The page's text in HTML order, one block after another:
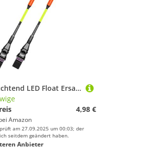
2pcs Leuchtend LED Float Ersatz Empfindlich Hell Leuchtend Float Obere Fischereibeil
4,98 €
Amazon
am 27.09.2025 um 00:03; der
seitdem geändert haben.
Anbieter